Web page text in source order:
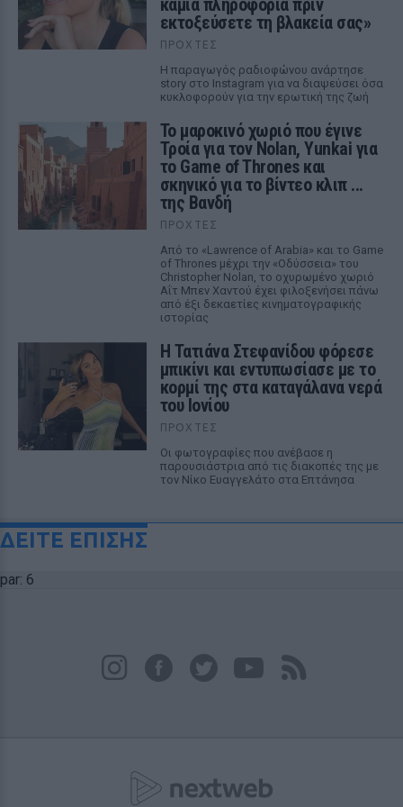
καμία πληροφορία πριν
εκτοξεύσετε τη βλακεία σας»
ΠΡΟΧΤΈΣ
Η παραγωγός ραδιοφώνου ανάρτησε
story στο Instagram για να διαψεύσει όσα
κυκλοφορούν για την ερωτική της ζωή
Το μαροκινό χωριό που έγινε
Τροία για τον Nolan, Yunkai για
το Game of Thrones και
σκηνικό για το βίντεο κλιπ ...
της Βανδή
ΠΡΟΧΤΈΣ
Από το «Lawrence of Arabia» και το Game
of Thrones μέχρι την «Οδύσσεια» του
Christopher Nolan, το οχυρωμένο χωριό
Αΐτ Μπεν Χαντού έχει φιλοξενήσει πάνω
από έξι δεκαετίες κινηματογραφικής
ιστορίας
Η Τατιάνα Στεφανίδου φόρεσε
μπικίνι και εντυπωσίασε με το
κορμί της στα καταγάλανα νερά
του Ιονίου
ΠΡΟΧΤΈΣ
Οι φωτογραφίες που ανέβασε η
παρουσιάστρια από τις διακοπές της με
τον Νίκο Ευαγγελάτο στα Επτάνησα
ΔΕΙΤΕ ΕΠΙΣΗΣ
par: 6